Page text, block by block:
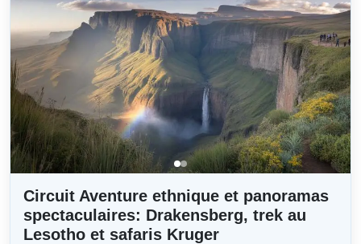
Circuit Aventure ethnique et panoramas
spectaculaires: Drakensberg, trek au
Lesotho et safaris Kruger